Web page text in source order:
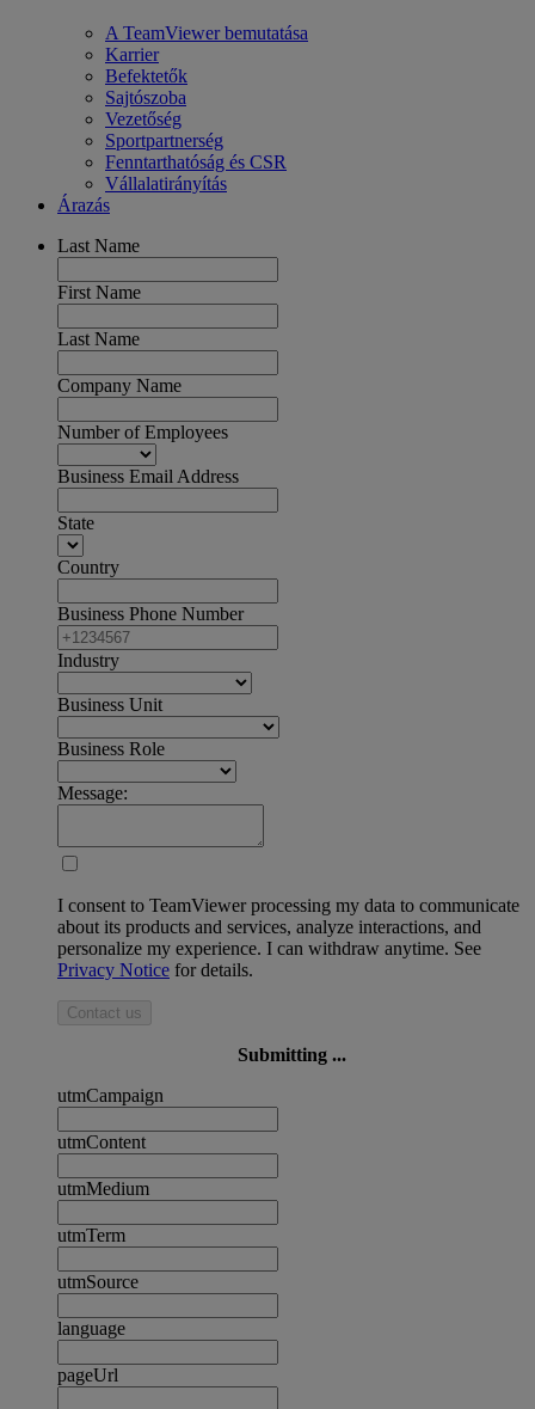
A TeamViewer bemutatása
Karrier
Befektetők
Sajtószoba
Vezetőség
Sportpartnerség
Fenntarthatóság és CSR
Vállalatirányítás
Árazás
Last Name
First Name
Last Name
Company Name
Number of Employees
Business Email Address
State
Country
Business Phone Number
Industry
Business Unit
Business Role
Message:
I consent to TeamViewer processing my data to communicate
about its products and services, analyze interactions, and
personalize my experience. I can withdraw anytime. See
Privacy Notice for details.
Contact us
Submitting ...
utmCampaign
utmContent
utmMedium
utmTerm
utmSource
language
pageUrl